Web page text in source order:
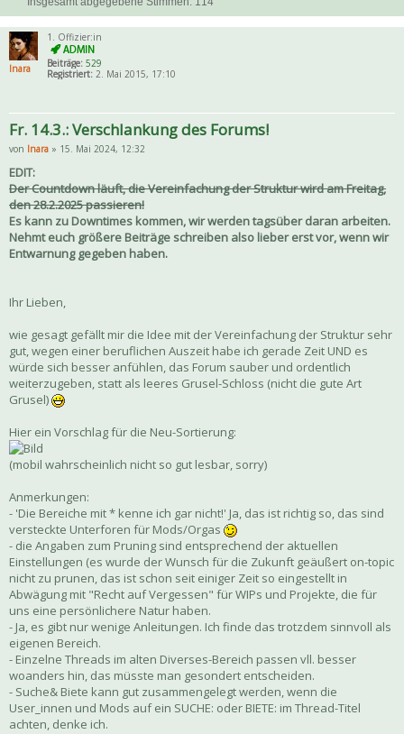
Inara
1. Offizier:in
Beiträge: 529
Registriert: 2. Mai 2015, 17:10
Fr. 14.3.: Verschlankung des Forums!
von Inara » 15. Mai 2024, 12:32
EDIT:
Der Countdown läuft, die Vereinfachung der Struktur wird am Freitag,
den 28.2.2025 passieren!
Es kann zu Downtimes kommen, wir werden tagsüber daran arbeiten.
Nehmt euch größere Beiträge schreiben also lieber erst vor, wenn wir
Entwarnung gegeben haben.
Ihr Lieben,
wie gesagt gefällt mir die Idee mit der Vereinfachung der Struktur sehr
gut, wegen einer beruflichen Auszeit habe ich gerade Zeit UND es
würde sich besser anfühlen, das Forum sauber und ordentlich
weiterzugeben, statt als leeres Grusel-Schloss (nicht die gute Art
Grusel)
Hier ein Vorschlag für die Neu-Sortierung:
(mobil wahrscheinlich nicht so gut lesbar, sorry)
Anmerkungen:
- 'Die Bereiche mit * kenne ich gar nicht!' Ja, das ist richtig so, das sind
versteckte Unterforen für Mods/Orgas
- die Angaben zum Pruning sind entsprechend der aktuellen
Einstellungen (es wurde der Wunsch für die Zukunft geäußert on-topic
nicht zu prunen, das ist schon seit einiger Zeit so eingestellt in
Abwägung mit "Recht auf Vergessen" für WIPs und Projekte, die für
uns eine persönlichere Natur haben.
- Ja, es gibt nur wenige Anleitungen. Ich finde das trotzdem sinnvoll als
eigenen Bereich.
- Einzelne Threads im alten Diverses-Bereich passen vll. besser
woanders hin, das müsste man gesondert entscheiden.
- Suche& Biete kann gut zusammengelegt werden, wenn die
User_innen und Mods auf ein SUCHE: oder BIETE: im Thread-Titel
achten, denke ich.